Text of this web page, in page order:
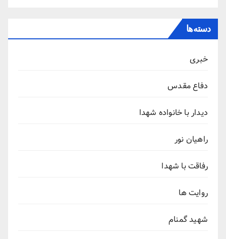
دسته‌ها
خبری
دفاع مقدس
دیدار با خانواده شهدا
راهیان نور
رفاقت با شهدا
روایت ها
شهید گمنام